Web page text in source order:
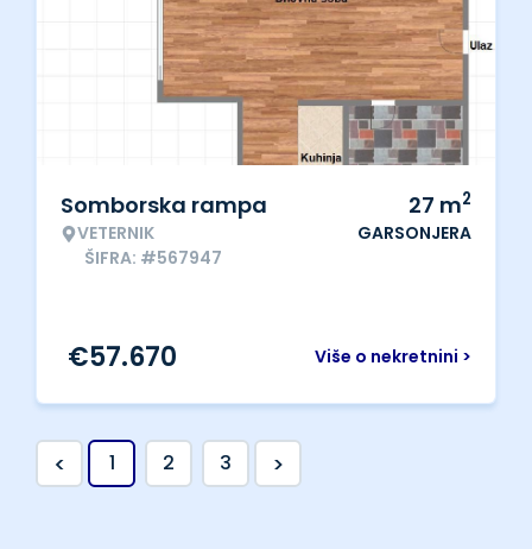
Somborska rampa
VETERNIK
ŠIFRA: #567947
27 m2
GARSONJERA
Više o nekretnini >
€57.670
< 1 2 3 >